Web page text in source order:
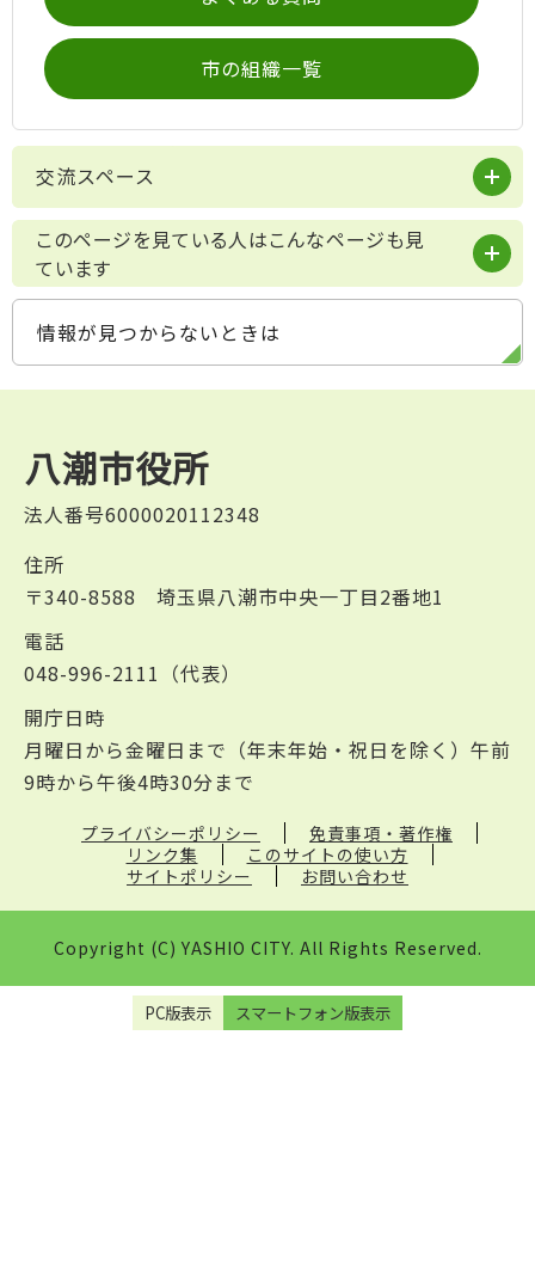
市の組織一覧
交流スペース
このページを見ている人はこんなページも見
ています
情報が見つからないときは
八潮市役所
法人番号6000020112348
住所
〒340-8588 埼玉県八潮市中央一丁目2番地1
電話
048-996-2111（代表）
開庁日時
月曜日から金曜日まで（年末年始・祝日を除く）午前
9時から午後4時30分まで
プライバシーポリシー
免責事項・著作権
リンク集
このサイトの使い方
サイトポリシー
お問い合わせ
Copyright (C) YASHIO CITY. All Rights Reserved.
PC版表示 スマートフォン版表示